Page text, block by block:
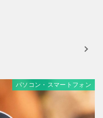
パソコン・スマートフォン